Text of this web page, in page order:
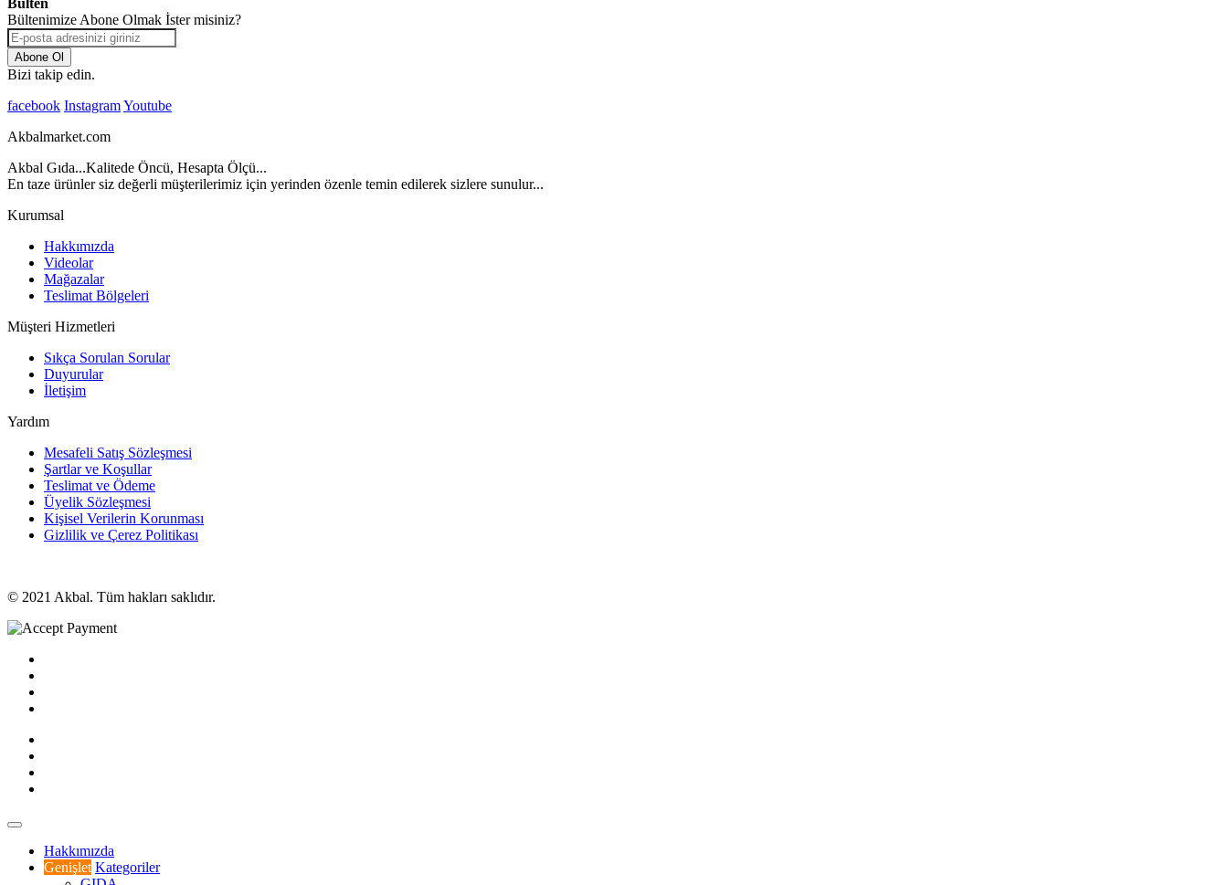
Bültenimize Abone Olmak İster misiniz?
Abone Ol
Bizi takip edin.
facebook InstagramYoutube
Akbalmarket.com
Akbal Gıda...Kalitede Öncü, Hesapta Ölçü...
En taze ürünler siz değerli müşterilerimiz için yerinden özenle temin edilerek sizlere sunulur...
Kurumsal
Hakkımızda
Videolar
Mağazalar
Teslimat Bölgeleri
Müşteri Hizmetleri
Sıkça Sorulan Sorular
Duyurular
İletişim
Yardım
Mesafeli Satış Sözleşmesi
Şartlar ve Koşullar
Teslimat ve Ödeme
Üyelik Sözleşmesi
Kişisel Verilerin Korunması
Gizlilik ve Çerez Politikası
© 2021 Akbal. Tüm hakları saklıdır.
Hakkımızda
Genişlet Kategoriler